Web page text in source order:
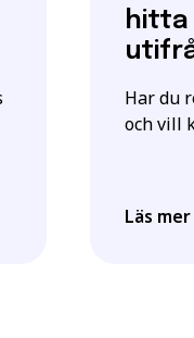
Har du
och vill
Läs mer
enligt